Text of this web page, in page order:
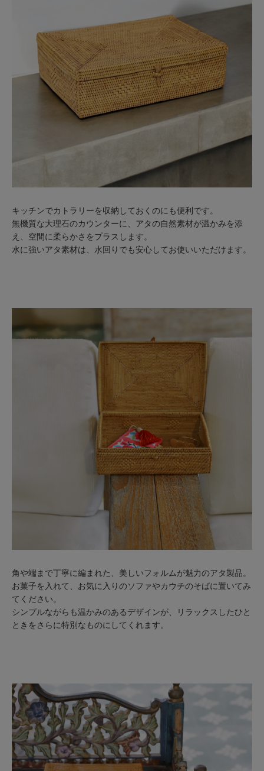
キッチンでカトラリーを収納しておくのにも便利です。
無機質な大理石のカウンターに、アタの自然素材が温かみを添
え、空間に柔らかさをプラスします。
水に強いアタ素材は、水回りでも安心してお使いいただけます。
角や端まで丁寧に編まれた、美しいフォルムが魅力のアタ製品。
お菓子を入れて、お気に入りのソファやカウチのそばに置いてみ
てください。
シンプルながらも温かみのあるデザインが、リラックスしたひと
ときをさらに特別なものにしてくれます。